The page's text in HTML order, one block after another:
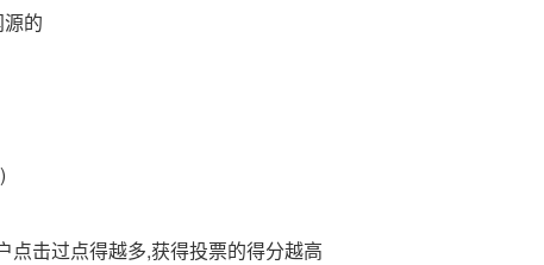
的
点击过点得越多,获得投票的得分越高